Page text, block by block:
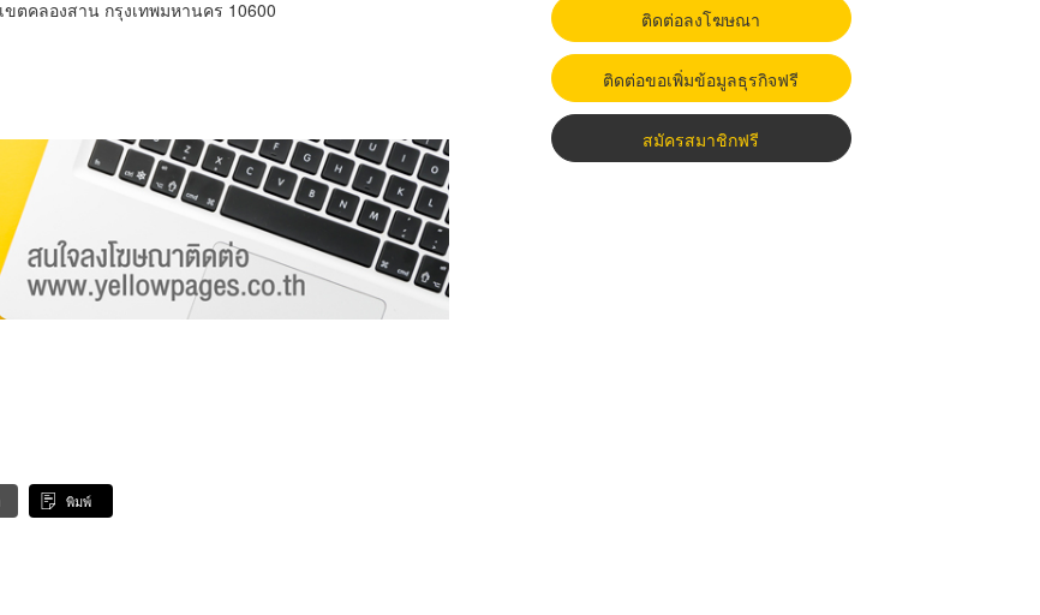
ตคลองสาน กรุงเทพมหานคร 10600
พิมพ์
ติดต่อลงโฆษณา
ติดต่อขอเพิ่มข้อมูลธุรกิจฟรี
สมัครสมาชิกฟรี